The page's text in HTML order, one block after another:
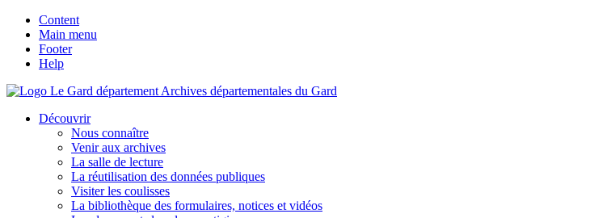
Content
Main menu
Footer
Help
Archives départementales du Gard
Découvrir
Nous connaître
Venir aux archives
La salle de lecture
La réutilisation des données publiques
Visiter les coulisses
La bibliothèque des formulaires, notices et vidéos